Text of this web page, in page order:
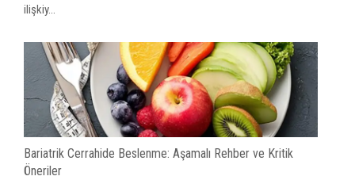
ilişkiy...
Bariatrik Cerrahide Beslenme: Aşamalı Rehber ve Kritik
Öneriler